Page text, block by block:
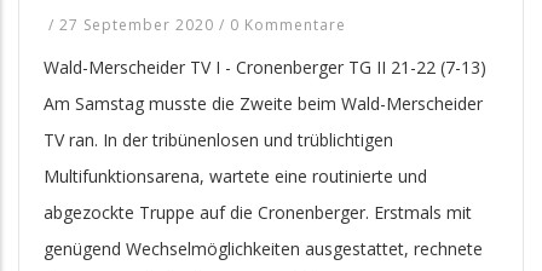
/ 27 September 2020 / 0 Kommentare
Wald-Merscheider TV I - Cronenberger TG II 21-22 (7-13)
Am Samstag musste die Zweite beim Wald-Merscheider
TV ran. In der tribünenlosen und trüblichtigen
Multifunktionsarena, wartete eine routinierte und
abgezockte Truppe auf die Cronenberger. Erstmals mit
genügend Wechselmöglichkeiten ausgestattet, rechnete